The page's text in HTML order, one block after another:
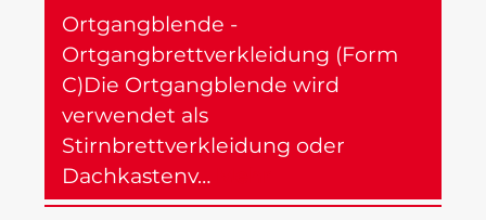
Ortgangblende -
Ortgangbrettverkleidung (Form
C)Die Ortgangblende wird
verwendet als
Stirnbrettverkleidung oder
Dachkastenv…